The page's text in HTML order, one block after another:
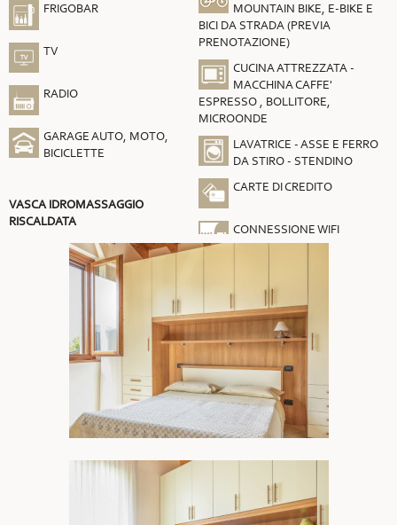
FRIGOBAR
TV
RADIO
GARAGE AUTO, MOTO,
BICICLETTE
VASCA IDROMASSAGGIO
RISCALDATA
MOUNTAIN BIKE, E-BIKE E
BICI DA STRADA (PREVIA
PRENOTAZIONE)
CUCINA ATTREZZATA -
MACCHINA CAFFE'
ESPRESSO , BOLLITORE,
MICROONDE
LAVATRICE - ASSE E FERRO
DA STIRO - STENDINO
CARTE DI CREDITO
CONNESSIONE WIFI
GRATUITA